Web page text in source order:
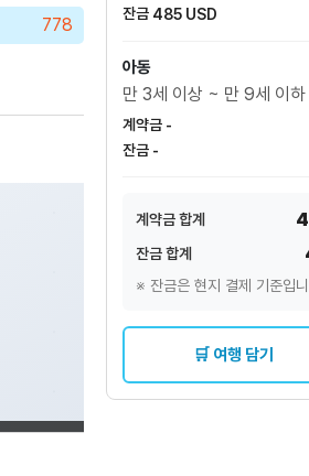
778
잔금 485 USD
아동
만 3세 이상 ~ 만 9세 이하
계약금 -
잔금 -
계약금 합계
잔금 합계
※ 잔금은 현지 결제 기준입
🛒 여행 담기